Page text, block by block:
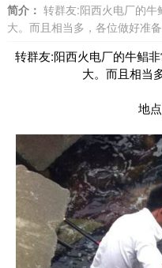
简介： 转群友:阳西火电厂的牛
大。而且相当多，各位做好准备
转群友:阳西火电厂的牛鲳
大。而且相当
地